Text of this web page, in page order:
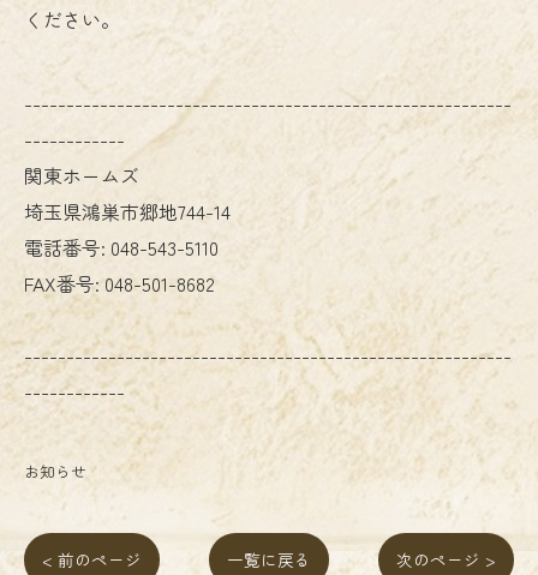
ください。
----------------------------------------------------------
------------
関東ホームズ
埼玉県鴻巣市郷地744-14
電話番号: 048-543-5110
FAX番号: 048-501-8682
----------------------------------------------------------
------------
お知らせ
< 前のページ 一覧に戻る 次のページ >